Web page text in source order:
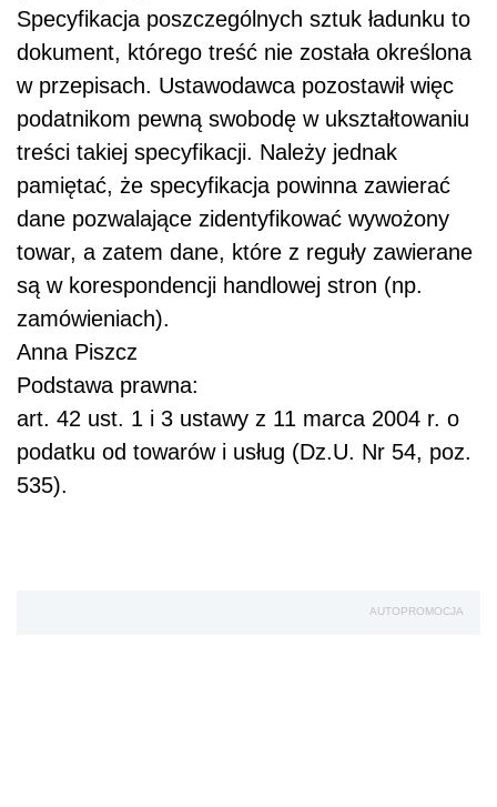
Specyfikacja poszczególnych sztuk ładunku to
dokument, którego treść nie została określona
w przepisach. Ustawodawca pozostawił więc
podatnikom pewną swobodę w ukształtowaniu
treści takiej specyfikacji. Należy jednak
pamiętać, że specyfikacja powinna zawierać
dane pozwalające zidentyfikować wywożony
towar, a zatem dane, które z reguły zawierane
są w korespondencji handlowej stron (np.
zamówieniach).
Anna Piszcz
Podstawa prawna:
art. 42 ust. 1 i 3 ustawy z 11 marca 2004 r. o
podatku od towarów i usług (Dz.U. Nr 54, poz.
535).
AUTOPROMOCJA